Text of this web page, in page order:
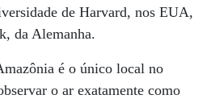
de Harvard, nos EUA,
da Alemanha.
é o único local no
o ar exatamente como